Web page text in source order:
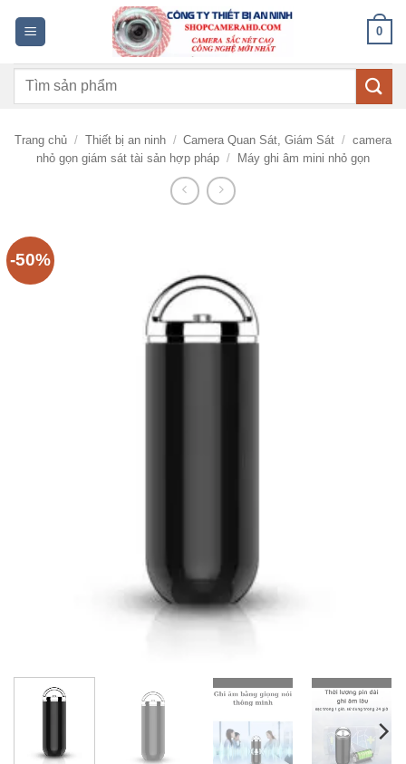
dung
0
Tìm
Trang chủ / Thiết bị an ninh / Camera Quan Sát, Giám Sát / camera
nhỏ gọn giám sát tài sản hợp pháp / Máy ghi âm mini nhỏ gọn
-50%